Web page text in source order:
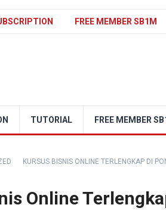
FREE MEMBER SB1M
TUTORIAL FREE MEMBER
KURSUS BISNIS ONLINE TERLENGKAP DI
Online